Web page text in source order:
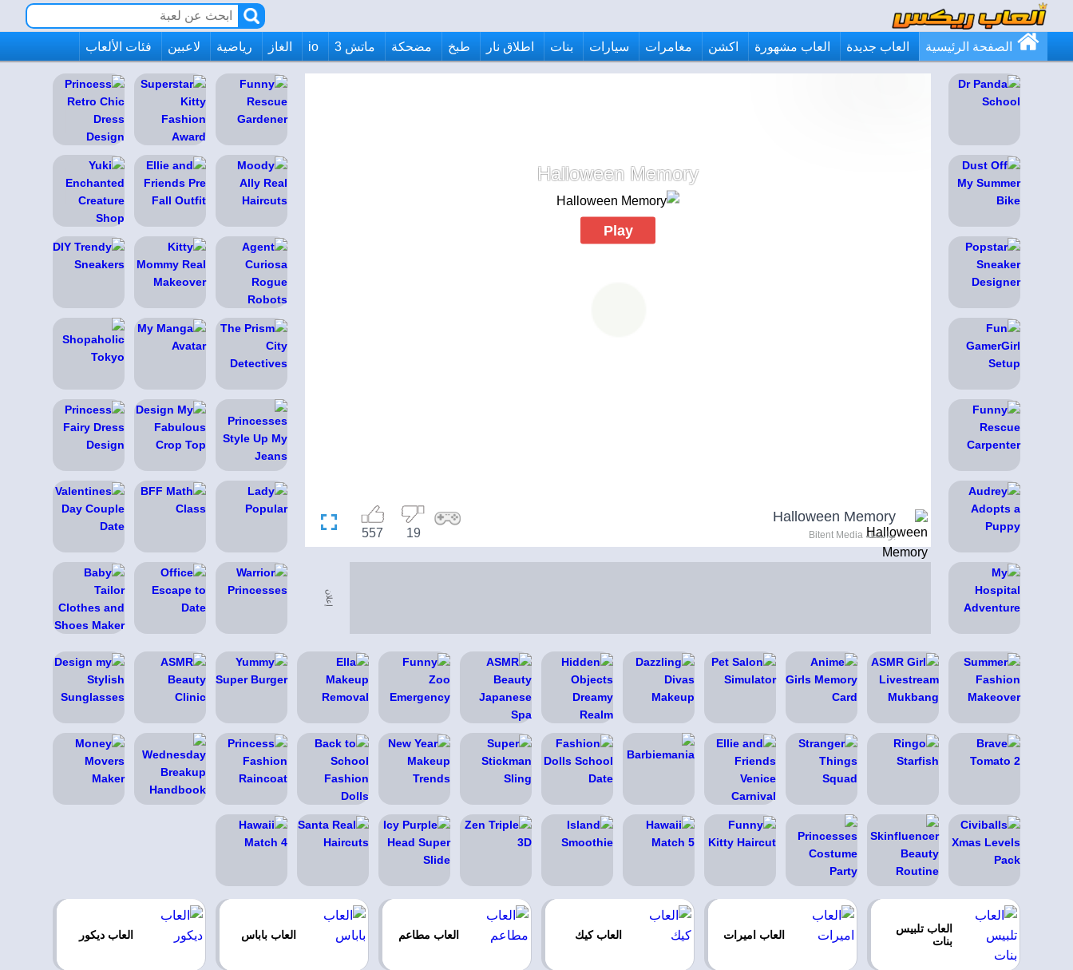
الصفحة الرئيسية العاب جديدة العاب مشهورة اكشن مغامرات سيارات بنات اطلاق نار طبخ مضحكة ماتش 3 io الغاز رياضية لاعبين فئات الألعاب
Halloween Memory
Play
Halloween Memory
بواسطة Bitent Media 19
557
إعلان
العاب تلبيس
بنات
العاب اميرات العاب كيك العاب مطاعم العاب باباس العاب ديكور